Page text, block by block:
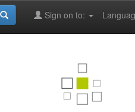
Sign on to: